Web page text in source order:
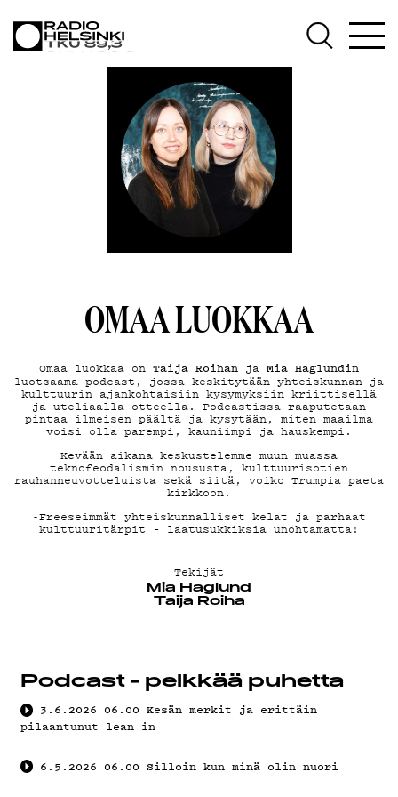
AJANKOHTAISTA
OHJELMAT
TEKIJÄT
ON-DEMAND
PODCAST
MAINOSTA
YHTEYSTIEDOT
G LIVELAB
YSTÄVÄKLUBI
TIETOSUOJA
KIRJAUDU SISÄÄN
OMAA LUOKKAA
Omaa luokkaa on Taija Roihan ja Mia Haglundin
luotsaama podcast, jossa keskitytään yhteiskunnan ja
kulttuurin ajankohtaisiin kysymyksiin kriittisellä
ja uteliaalla otteella. Podcastissa raaputetaan
pintaa ilmeisen päältä ja kysytään, miten maailma
voisi olla parempi, kauniimpi ja hauskempi.
Kevään aikana keskustelemme muun muassa
teknofeodalismin noususta, kulttuurisotien
rauhanneuvotteluista sekä siitä, voiko Trumpia paeta
kirkkoon.
-Freeseimmät yhteiskunnalliset kelat ja parhaat
kulttuuritärpit – laatusukkiksia unohtamatta!
Tekijät
Mia Haglund
Taija Roiha
Podcast - pelkkää puhetta
3.6.2026 06.00 Kesän merkit ja erittäin
pilaantunut lean in
6.5.2026 06.00 Silloin kun minä olin nuori